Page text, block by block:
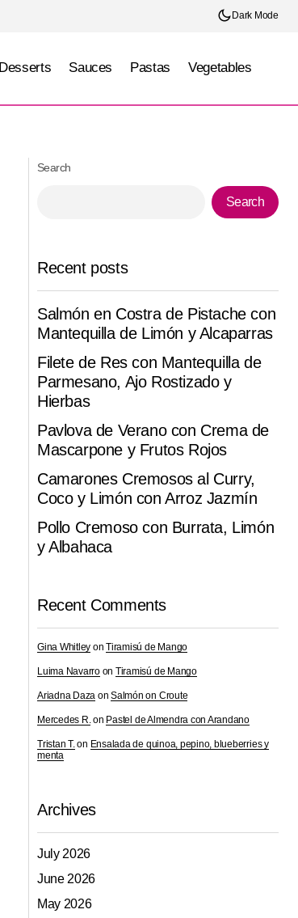
Dark Mode
Desserts Sauces Pastas Vegetables
Search
Search
Recent posts
Salmón en Costra de Pistache con
Mantequilla de Limón y Alcaparras
Filete de Res con Mantequilla de
Parmesano, Ajo Rostizado y
Hierbas
Pavlova de Verano con Crema de
Mascarpone y Frutos Rojos
Camarones Cremosos al Curry,
Coco y Limón con Arroz Jazmín
Pollo Cremoso con Burrata, Limón
y Albahaca
Recent Comments
Gina Whitley onTiramisú de Mango
Luima Navarroon Tiramisú de Mango
Ariadna Daza onSalmón on Croute
Mercedes R.on Pastel de Almendra con Arandano
Tristan T.on Ensalada de quinoa, pepino, blueberries y
menta
Archives
July 2026
June 2026
May 2026